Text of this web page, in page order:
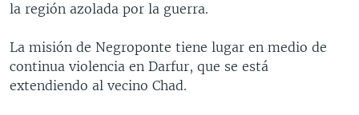
DEPORTES
CIENCIA Y SALUD
AUDIOS
FORO INTERAMERICANO
VISIÓN 360
LAS CLAVES
AVANCE INFORMATIVO
AUDIONOTICIAS
BUENOS DÍAS AMÉRICA
DIRECT
DOCUMENTALES DE LA VOA
Learning English
la región azolada por la guerra.
La misión de Negroponte tiene lugar en medio de
continua violencia en Darfur, que se está
extendiendo al vecino Chad.